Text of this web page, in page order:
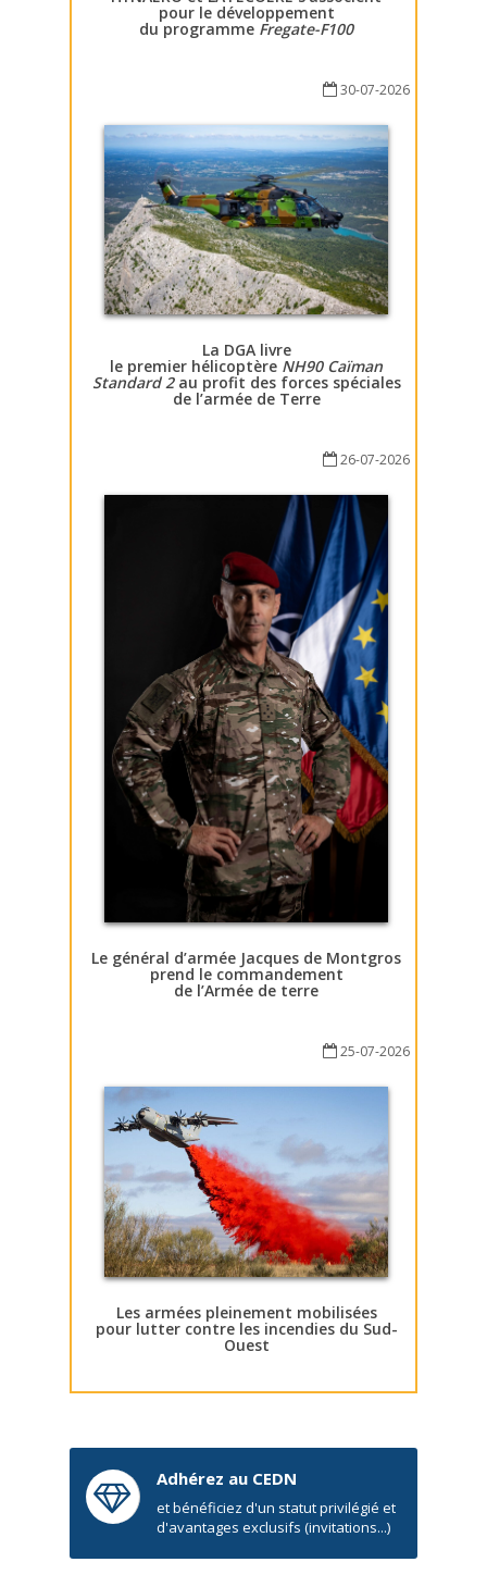
pour le développement
du programme Fregate-F100
30-07-2026
La DGA livre
le premier hélicoptère NH90 Caïman
Standard 2au profit des forces spéciales
de l’armée de Terre
26-07-2026
Le général d’armée Jacques de Montgros
prend le commandement
de l’Armée de terre
25-07-2026
Les armées pleinement mobilisées
pour lutter contre les incendies du Sud-
Ouest
Adhérez au CEDN
et bénéficiez d'un statut privilégié et
d'avantages exclusifs (invitations...)